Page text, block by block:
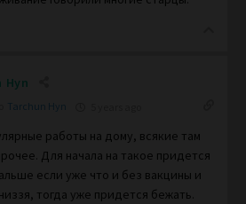
Hyn
Tarchun Hyn
работы на дому, всякие там
Для начала на такое придется
если уже что и без вакцины и
тогда уже придется бежать.